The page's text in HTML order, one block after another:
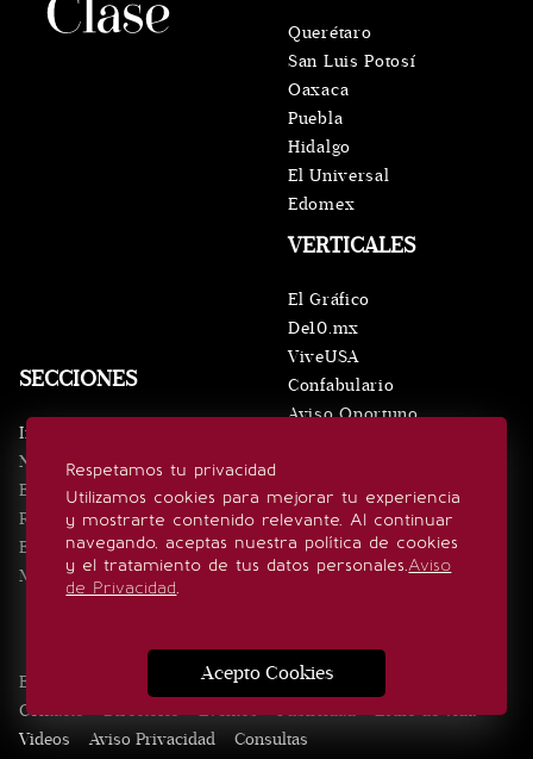
Respetamos tu privacidad
Utilizamos cookies para mejorar tu experiencia
y mostrarte contenido relevante. Al continuar
navegando, aceptas nuestra política de cookies
y el tratamiento de tus datos personales.Aviso
de Privacidad.
Acepto Cookies
SECCIONES
Inicio
Noticias
Eventos
Realeza
Estilo de vida
Minuto x Minuto
VERTICALES
El Gráfico
De10.mx
ViveUSA
Confabulario
Aviso Oportuno
Querétaro
San Luis Potosí
Oaxaca
Puebla
Hidalgo
El Universal
Edomex
SÍGUENOS
Edición Impresa Noticias Quiénes somos
Contacto
Directorio Eventos Publicidad
Estilo de vida
Videos
Aviso Privacidad Consultas